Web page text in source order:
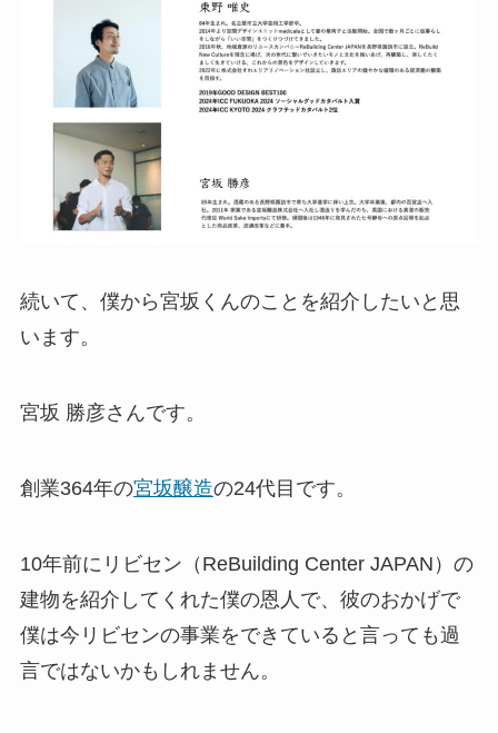
続いて、僕から宮坂くんのことを紹介したいと思
います。
宮坂 勝彦さんです。
創業364年の宮坂醸造の24代目です。
10年前にリビセン（ReBuilding Center JAPAN）の
建物を紹介してくれた僕の恩人で、彼のおかげで
僕は今リビセンの事業をできていると言っても過
言ではないかもしれません。